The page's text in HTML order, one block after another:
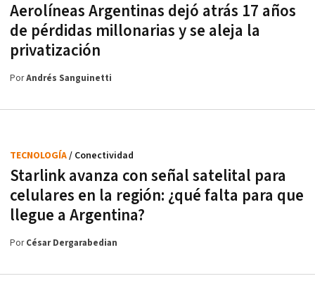
Aerolíneas Argentinas dejó atrás 17 años
de pérdidas millonarias y se aleja la
privatización
PorAndrés Sanguinetti
Starlink avanza con señal satelital para
celulares en la región: ¿qué falta para que
llegue a Argentina?
TECNOLOGÍA/ Conectividad
PorCésar Dergarabedian